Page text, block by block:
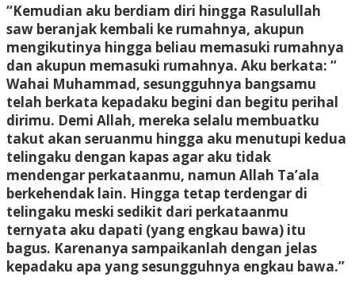
“Kemudian aku berdiam diri hingga Rasulullah
saw beranjak kembali ke rumahnya, akupun
mengikutinya hingga beliau memasuki rumahnya
dan akupun memasuki rumahnya. Aku berkata: “
Wahai Muhammad, sesungguhnya bangsamu
telah berkata kepadaku begini dan begitu perihal
dirimu. Demi Allah, mereka selalu membuatku
takut akan seruanmu hingga aku menutupi kedua
telingaku dengan kapas agar aku tidak
mendengar perkataanmu, namun Allah Ta’ala
berkehendak lain. Hingga tetap terdengar di
telingaku meski sedikit dari perkataanmu
ternyata aku dapati (yang engkau bawa) itu
bagus. Karenanya sampaikanlah dengan jelas
kepadaku apa yang sesungguhnya engkau bawa.”